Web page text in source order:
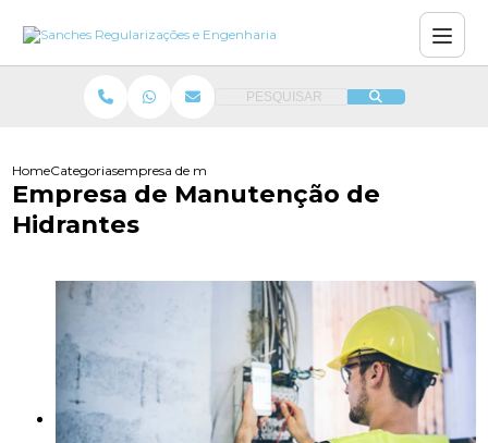
PESQUISAR
HomeCategoriasempresa de manutencao de hidrantes
Empresa de Manutenção de
Hidrantes​